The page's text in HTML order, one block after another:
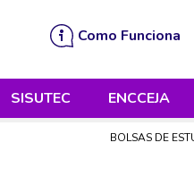
Como Funciona
SISUTEC ENCCEJA
BOLSAS DE